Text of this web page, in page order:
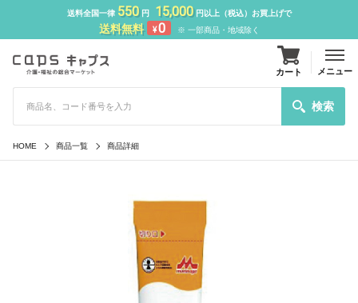
送料全国一律 550円 15,000円以上（税込）お買上げで
送料無料 ¥0 ※ 一部商品・地域除く
検索
カート メニュー
HOME 商品一覧 商品詳細